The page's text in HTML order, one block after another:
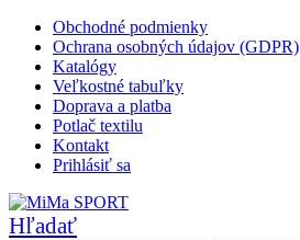
Obchodné podmienky
Ochrana osobných údajov (GDPR)
Katalógy
Veľkostné tabuľky
Doprava a platba
Potlač textilu
Kontakt
Prihlásiť sa
Hľadať